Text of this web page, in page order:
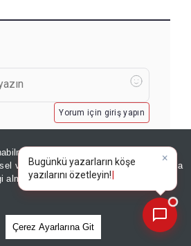
adına sitemizde
verileriniz, KVKK ve GDPR kapsamında
almak içinAydınlatma Metnimizi
Çerez Ayarlarına Git
Yorum için giriş yapın
Bugünkü yazarların kö